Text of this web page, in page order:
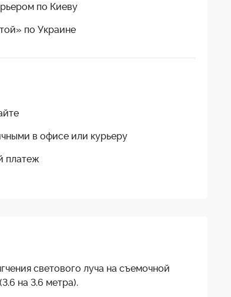
по Киеву
по Украине
в офисе или курьеру
платеж
светового луча на съемочной
на 3.6 метра).